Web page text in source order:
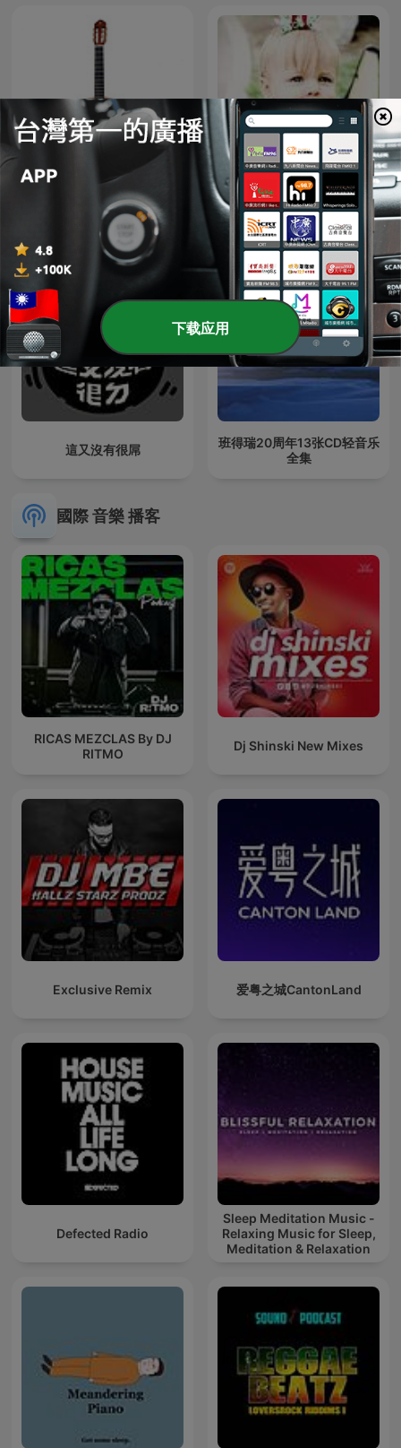
古典小品独奏（一） - 15首 幼儿英语启蒙儿歌
這又沒有很屌
班得瑞20周年13张CD轻音乐
全集
國際 音樂 播客
RICAS MEZCLAS By DJ
RITMO
Dj Shinski New Mixes
Exclusive Remix 爱粤之城CantonLand
Defected Radio
Sleep Meditation Music -
Relaxing Music for Sleep,
Meditation & Relaxation
下载应用